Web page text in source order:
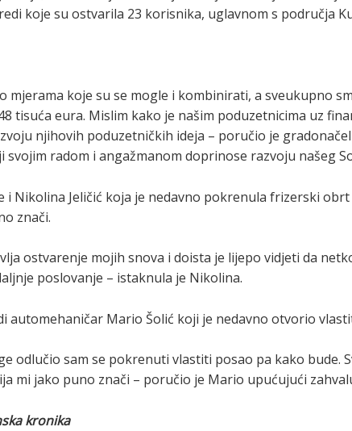
koje su ostvarila 23 korisnika, uglavnom s područja
mjerama koje su se mogle i kombinirati, a sveukupno
tisuća eura. Mislim kako je našim poduzetnicima uz
njihovih poduzetničkih ideja – poručio je
radom i angažmanom doprinose razvoju našeg
i Nikolina Jeličić koja je nedavno pokrenula frizerski
znači.
ostvarenje mojih snova i doista je lijepo vidjeti da
poslovanje – istaknula je Nikolina.
automehaničar Mario Šolić koji je nedavno otvorio
odlučio sam se pokrenuti vlastiti posao pa kako bude.
mi jako puno znači – poručio je Mario upućujući
kronika